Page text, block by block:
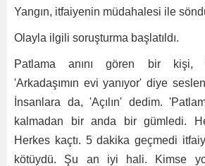
Yangın, itfaiyenin müdahalesi ile
Olayla ilgili soruşturma başlatıldı.
Patlama anını gören bir kişi,
'Arkadaşımın evi yanıyor' diye
İnsanlara da, 'Açılın' dedim.
kalmadan bir anda bir gümledi.
Herkes kaçtı. 5 dakika geçmedi
kötüydü. Şu an iyi hali. Kimse